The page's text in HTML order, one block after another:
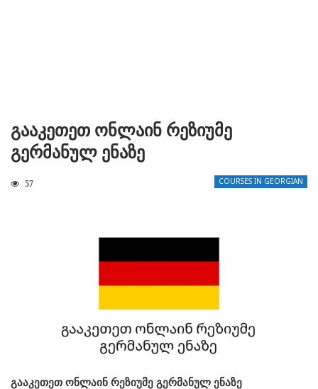
Გააკეთეთ Ონლაინ Რეზიუმე
Გერმანულ Ენაზე
COURSES IN GEORGIAN
57
გააკეთეთ ონლაინ რეზიუმე გერმანულ ენაზე